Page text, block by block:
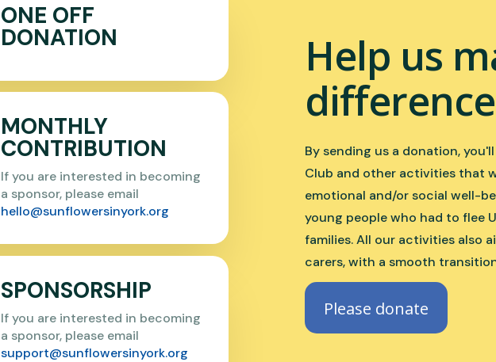
ONE OFF
DONATION
MONTHLY
CONTRIBUTION
If you are interested in becoming
a sponsor, please email
hello@sunflowersinyork.org
SPONSORSHIP
If you are interested in becoming
a sponsor, please email
support@sunflowersinyork.org
Help us
By sending us a donation,
Club and other activities that
emotional and/or social well-
young people who had to flee
families. All our activities also
carers, with a smooth
Please donate